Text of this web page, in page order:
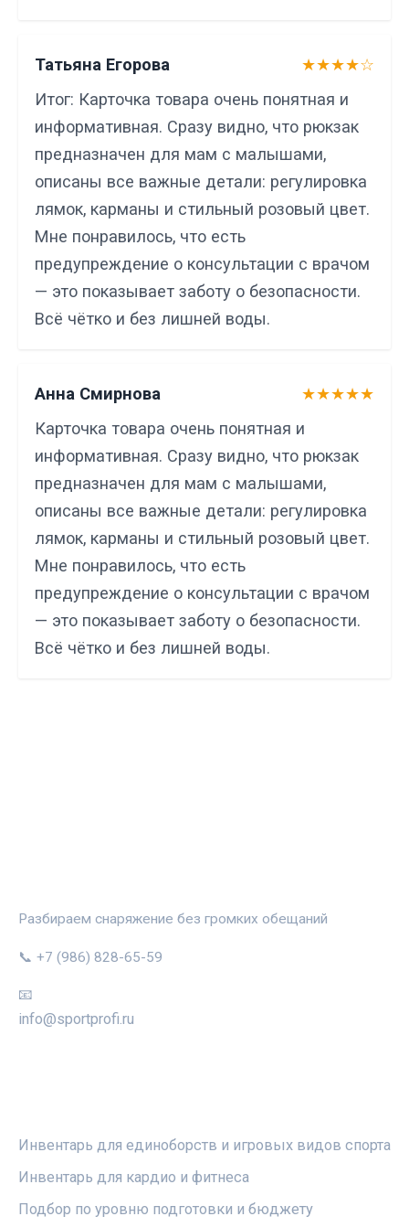
Татьяна Егорова
★★★★☆
Итог: Карточка товара очень понятная и
информативная. Сразу видно, что рюкзак
предназначен для мам с малышами,
описаны все важные детали: регулировка
лямок, карманы и стильный розовый цвет.
Мне понравилось, что есть
предупреждение о консультации с врачом
— это показывает заботу о безопасности.
Всё чётко и без лишней воды.
Анна Смирнова
★★★★★
Карточка товара очень понятная и
информативная. Сразу видно, что рюкзак
предназначен для мам с малышами,
описаны все важные детали: регулировка
лямок, карманы и стильный розовый цвет.
Мне понравилось, что есть
предупреждение о консультации с врачом
— это показывает заботу о безопасности.
Всё чётко и без лишней воды.
Разбираем снаряжение без громких обещаний
📞 +7 (986) 828-65-59
📧
info@sportprofi.ru
Инвентарь для единоборств и игровых видов спорта
Инвентарь для кардио и фитнеса
Подбор по уровню подготовки и бюджету